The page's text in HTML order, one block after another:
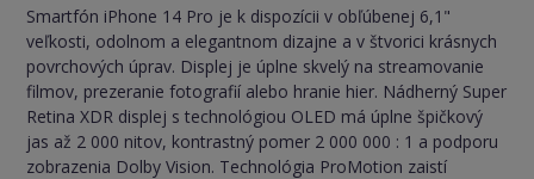
Smartfón iPhone 14 Pro je k dispozícii v obľúbenej 6,1"
veľkosti, odolnom a elegantnom dizajne a v štvorici krásnych
povrchových úprav. Displej je úplne skvelý na streamovanie
filmov, prezeranie fotografií alebo hranie hier. Nádherný Super
Retina XDR displej s technológiou OLED má úplne špičkový
jas až 2 000 nitov, kontrastný pomer 2 000 000 : 1 a podporu
zobrazenia Dolby Vision. Technológia ProMotion zaistí